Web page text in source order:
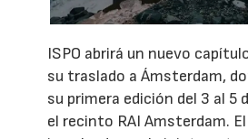
ISPO abrirá un nuevo
su traslado a Ámsterdam,
su primera edición del 3 al 5
el recinto RAI Amsterdam.